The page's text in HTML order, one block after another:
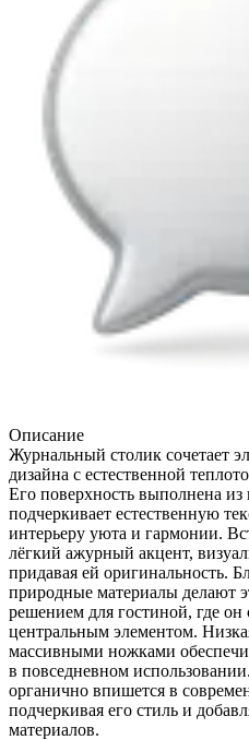
Описание
Журнальный столик сочетает
дизайна с естественной
Его поверхность выполнена из
подчеркивает естественную
интерьеру уюта и гармонии.
лёгкий ажурный акцент,
придавая ей оригинальность.
природные материалы делают
решением для гостиной, где
центральным элементом.
массивными ножками
в повседневном
органично впишется в
подчеркивая его стиль и
материалов.